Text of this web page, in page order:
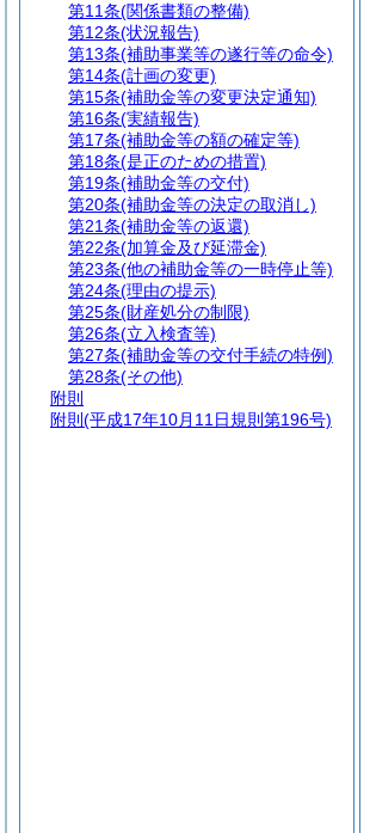
第11条(関係書類の整備)
第12条(状況報告)
第13条(補助事業等の遂行等の命令)
第14条(計画の変更)
第15条(補助金等の変更決定通知)
第16条(実績報告)
第17条(補助金等の額の確定等)
第18条(是正のための措置)
第19条(補助金等の交付)
第20条(補助金等の決定の取消し)
第21条(補助金等の返還)
第22条(加算金及び延滞金)
第23条(他の補助金等の一時停止等)
第24条(理由の提示)
第25条(財産処分の制限)
第26条(立入検査等)
第27条(補助金等の交付手続の特例)
第28条(その他)
附則
附則 (平成17年10月11日規則第196号)